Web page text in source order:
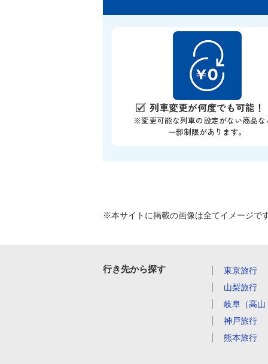
列車変更が何度でも可能！
※変更可能な列車の設定がない商品な
一部制限があります。
※本サイトに掲載の画像は全てイメージで
行き先から探す
東京旅行
山梨旅行
岐阜（高山
神戸旅行
熊本旅行